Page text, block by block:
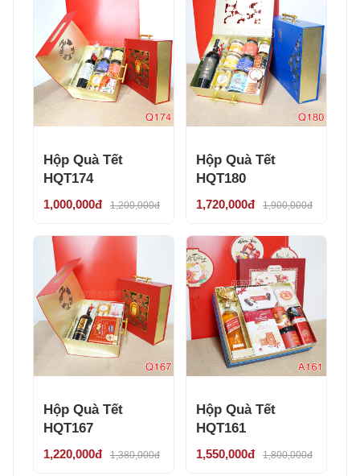
Hộp Quà Tết
HQT174
1,000,000đ 1,200,000đ
Hộp Quà Tết
HQT180
1,720,000đ 1,900,000đ
Hộp Quà Tết
HQT167
1,220,000đ 1,380,000đ
Hộp Quà Tết
HQT161
1,550,000đ 1,800,000đ